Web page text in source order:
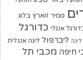
טמיר זוארץ בלוג
אנגלי כדורגל
ליברפול ליגה אנגלית
חיפה מכבי תל